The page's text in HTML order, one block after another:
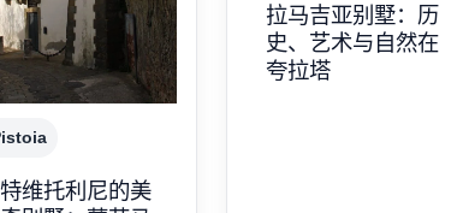
维托利尼的美
拉马吉亚别墅：历
史、艺术与自然在
夸拉塔